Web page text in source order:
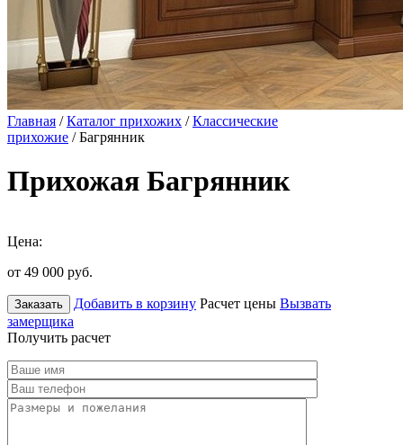
Главная /Каталог прихожих /Классические
прихожие / Багрянник
Прихожая Багрянник
Цена:
от 49 000 руб.
Заказать Добавить в корзину Расчет цены Вызвать
замерщика
Получить расчет